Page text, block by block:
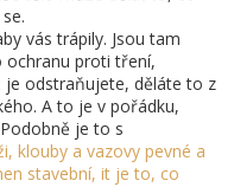
vás trápily. Jsou tam
ochranu proti tření,
je odstraňujete, děláte to z
A to je v pořádku,
je to s
klouby a vazovy pevné a
stavební, it je to, co